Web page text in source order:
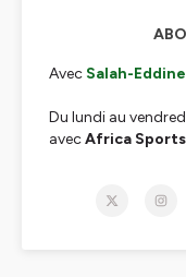
Avec Salah-
Du lundi au
avecAfrica
Chaque jour,